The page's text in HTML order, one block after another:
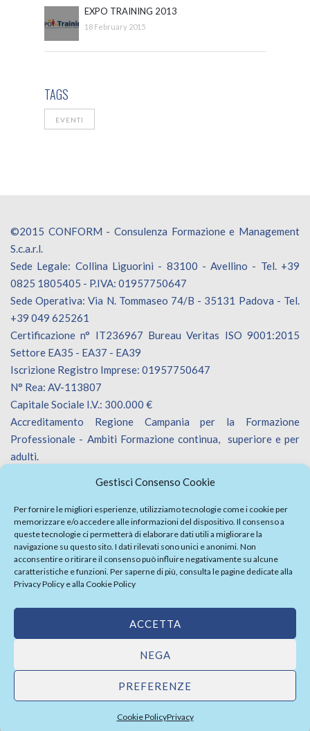
Gestisci Consenso Cookie
Per fornire le migliori esperienze, utilizziamo tecnologie come i cookie per
memorizzare e/o accedere alle informazioni del dispositivo. Il consenso a
queste tecnologie ci permetterà di elaborare dati utili a migliorare la
navigazione su questo sito. I dati rilevati sono unici e anonimi. Non
acconsentire o ritirare il consenso può influire negativamente su alcune
caratteristiche e funzioni. Per saperne di più, consulta le pagine dedicate alla
Privacy Policy e alla Cookie Policy
ACCETTA
NEGA
PREFERENZE
Cookie PolicyPrivacy
EXPO TRAINING 2013
18 February 2015
TAGS
EVENTI
©2015 CONFORM - Consulenza Formazione e Management
S.c.a.r.l.
Sede Legale: Collina Liguorini - 83100 - Avellino - Tel. +39
0825 1805405 - P.IVA: 01957750647
Sede Operativa: Via N. Tommaseo 74/B - 35131 Padova - Tel.
+39 049 625261
Certificazione n° IT236967 Bureau Veritas ISO 9001:2015
Settore EA35 - EA37 - EA39
Iscrizione Registro Imprese: 01957750647
N° Rea: AV-113807
Capitale Sociale I.V.: 300.000 €
Accreditamento Regione Campania per la Formazione
Professionale - Ambiti Formazione continua, superiore e per
adulti.
Iscrizione Catalogo Fornitori Innoveneto.
Firma Elettronica Avanzata
Politica Parità di Genere
Politica della sicurezza informazioni